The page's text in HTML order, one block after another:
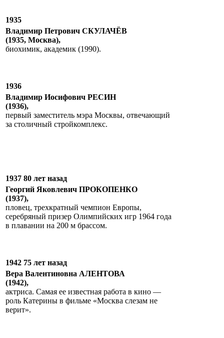
1935
Владимир Петрович СКУЛАЧЁВ
(1935, Москва),
биохимик, академик (1990).
1936
Владимир Иосифович РЕСИН
(1936),
первый заместитель мэра Москвы, отвечающий
за столичный стройкомплекс.
1937 80 лет назад
Георгий Яковлевич ПРОКОПЕНКО
(1937),
пловец, трехкратный чемпион Европы,
серебряный призер Олимпийских игр 1964 года
в плавании на 200 м брассом.
1942 75 лет назад
Вера Валентиновна АЛЕНТОВА
(1942),
актриса. Самая ее известная работа в кино —
роль Катерины в фильме «Москва слезам не
верит».